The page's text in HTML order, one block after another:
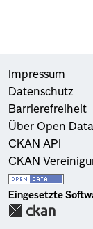
Impressum
Datenschutz
Barrierefreiheit
Über Open
CKAN API
CKAN
Eingesetzte